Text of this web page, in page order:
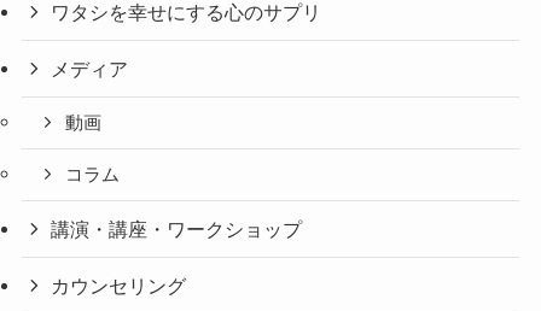
ワタシを幸せにする心のサプリ
メディア
動画
コラム
講演・講座・ワークショップ
カウンセリング